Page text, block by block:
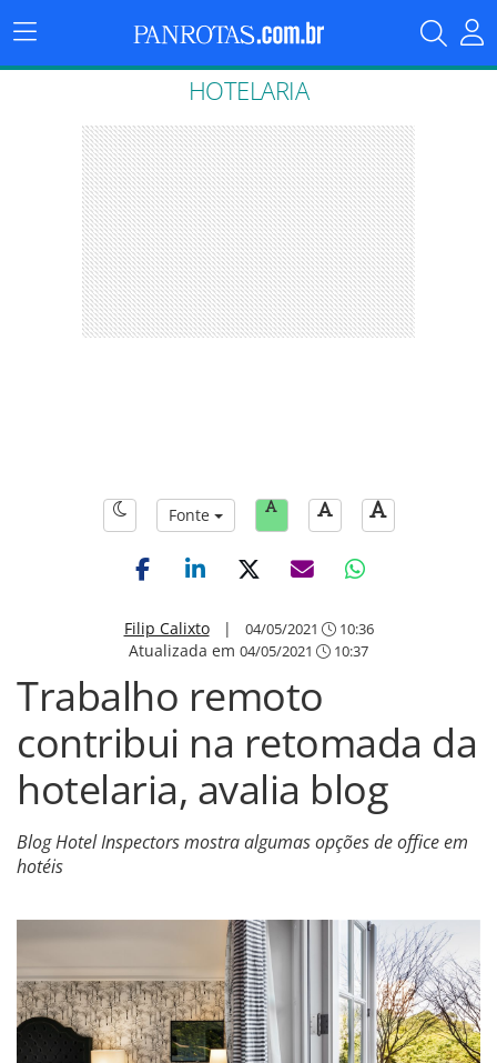
Menu
Principal
HOTELARIA
Fonte
Filip Calixto| 04/05/2021 10:36
Atualizada em 04/05/2021 10:37
Trabalho remoto
contribui na retomada da
hotelaria, avalia blog
Blog Hotel Inspectors mostra algumas opções de office em
hotéis